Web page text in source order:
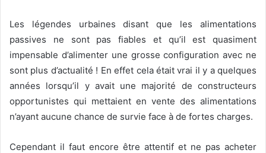
Les légendes urbaines disant que les alimentations
passives ne sont pas fiables et qu’il est quasiment
impensable d’alimenter une grosse configuration avec ne
sont plus d’actualité ! En effet cela était vrai il y a quelques
années lorsqu’il y avait une majorité de constructeurs
opportunistes qui mettaient en vente des alimentations
n’ayant aucune chance de survie face à de fortes charges.
Cependant il faut encore être attentif et ne pas acheter